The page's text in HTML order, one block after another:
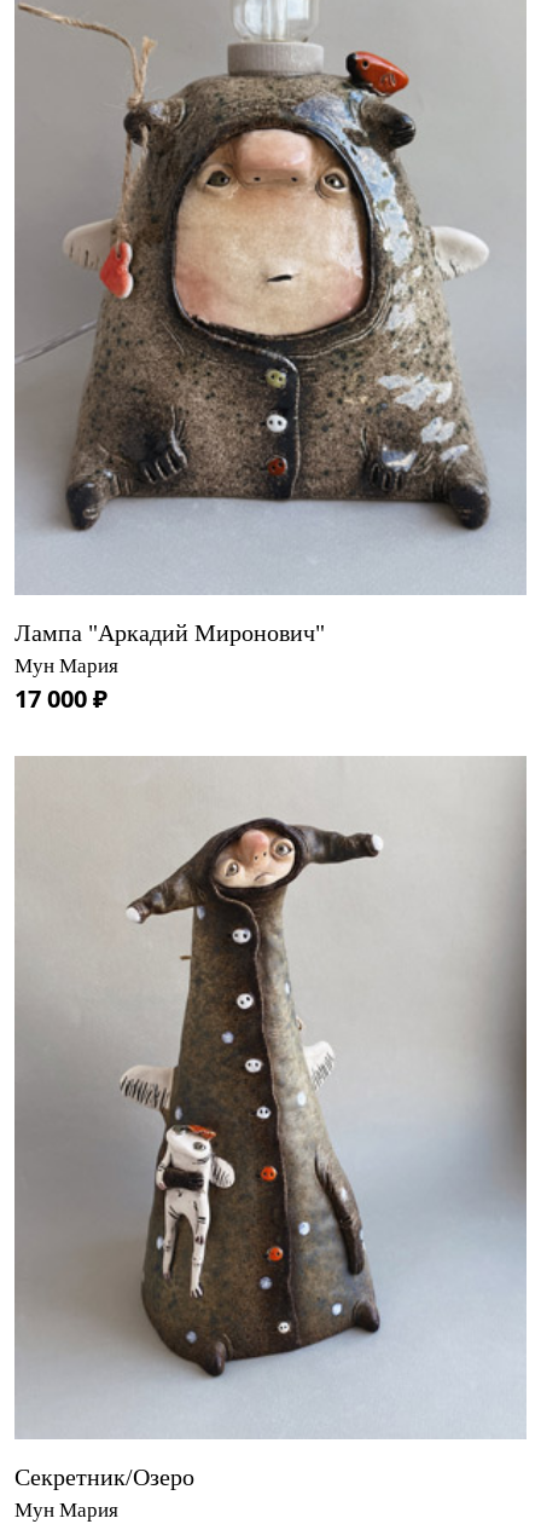
Лампа "Аркадий Миронович"
Мун Мария
17 000 ₽
Секретник/Озеро
Мун Мария